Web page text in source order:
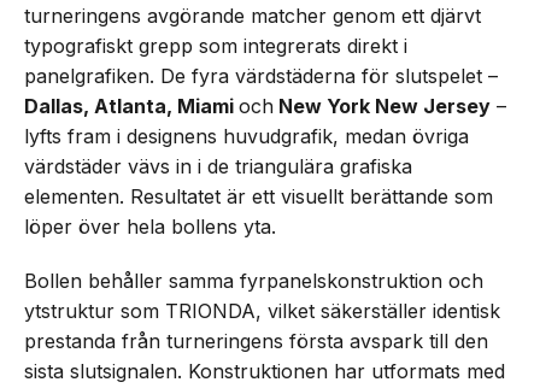
turneringens avgörande matcher genom ett djärvt
typografiskt grepp som integrerats direkt i
panelgrafiken. De fyra värdstäderna för slutspelet –
Dallas, Atlanta, Miami och New York New Jersey –
lyfts fram i designens huvudgrafik, medan övriga
värdstäder vävs in i de triangulära grafiska
elementen. Resultatet är ett visuellt berättande som
löper över hela bollens yta.
Bollen behåller samma fyrpanelskonstruktion och
ytstruktur som TRIONDA, vilket säkerställer identisk
prestanda från turneringens första avspark till den
sista slutsignalen. Konstruktionen har utformats med